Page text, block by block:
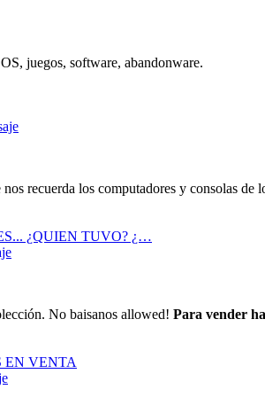
juegos, software, abandonware.
recuerda los computadores y consolas de
¿QUIEN TUVO? ¿…
No baisanos allowed! Para vender
EN VENTA